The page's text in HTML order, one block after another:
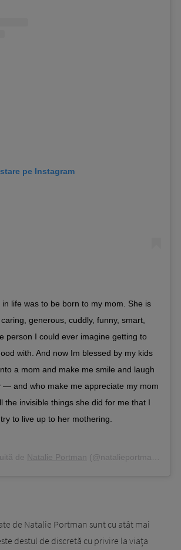
pe Instagram
in life was to be born to my mom. She is
generous, cuddly, funny, smart,
person I could ever imagine getting to
with. And now Im blessed by my kids
a mom and make me smile and laugh
— and who make me appreciate my mom
the invisible things she did for me that I
to live up to her mothering.
de Natalie Portman (@natalieportman) pe
de Natalie Portman sunt cu atât mai
destul de discretă cu privire la viața